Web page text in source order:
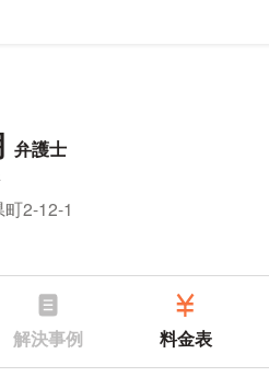
弁護士
2-12-1
解決事例 料金表